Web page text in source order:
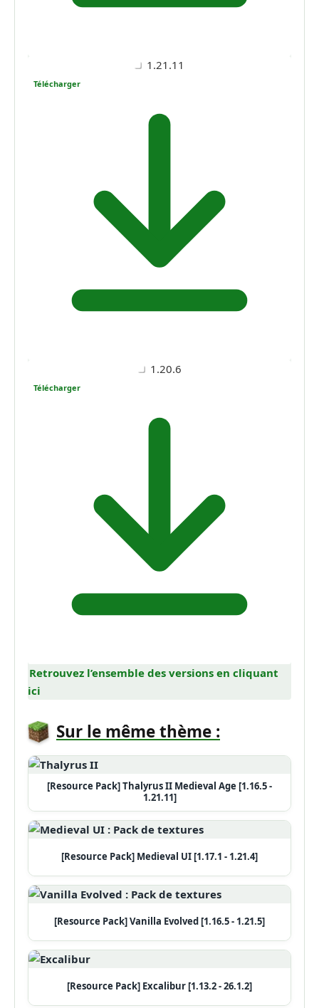
1.21.11
Télécharger
1.20.6
Télécharger
Retrouvez l’ensemble des versions en cliquant
ici
Sur le même thème :
[Resource Pack] Thalyrus II Medieval Age [1.16.5 -
1.21.11]
[Resource Pack] Medieval UI [1.17.1 - 1.21.4]
[Resource Pack] Vanilla Evolved [1.16.5 - 1.21.5]
[Resource Pack] Excalibur [1.13.2 - 26.1.2]